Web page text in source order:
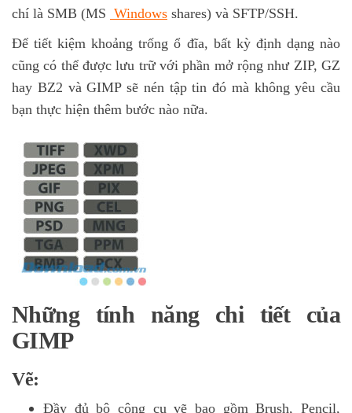
chí là SMB (MS Windows shares) và SFTP/SSH.
Để tiết kiệm khoảng trống ổ đĩa, bất kỳ định dạng nào
cũng có thể được lưu trữ với phần mở rộng như ZIP, GZ
hay BZ2 và GIMP sẽ nén tập tin đó mà không yêu cầu
bạn thực hiện thêm bước nào nữa.
Những tính năng chi tiết của
GIMP
Vẽ:
Đầy đủ bộ công cụ vẽ bao gồm Brush, Pencil,